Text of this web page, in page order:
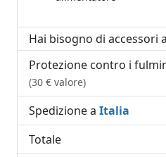
Hai bisogno di accessori
Protezione contro i
(30 € valore)
Spedizione a Italia
Totale